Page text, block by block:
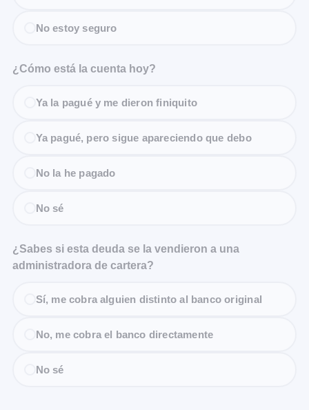
No estoy seguro
¿Cómo está la cuenta hoy?
Ya la pagué y me dieron finiquito
Ya pagué, pero sigue apareciendo que debo
No la he pagado
No sé
¿Sabes si esta deuda se la vendieron a una
administradora de cartera?
Sí, me cobra alguien distinto al banco original
No, me cobra el banco directamente
No sé